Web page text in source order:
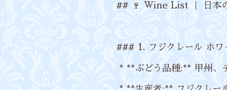
## 🍷 Wine List ｜ 日本
### 1. フジクレール ホ
* **ぶどう品種:** 甲州、